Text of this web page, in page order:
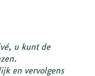
u kunt de
en vervolgens